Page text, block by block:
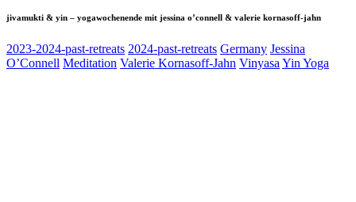
jivamukti & yin – yogawochenende mit jessina o’connell & valerie kornasoff-jahn
2023-2024-past-retreats 2024-past-retreats Germany Jessina
O’Connell Meditation Valerie Kornasoff-Jahn Vinyasa Yin Yoga